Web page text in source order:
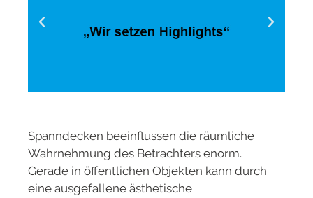
Spanndecken beeinflussen die räumliche
Wahrnehmung des Betrachters enorm.
Gerade in öffentlichen Objekten kann durch
eine ausgefallene ästhetische